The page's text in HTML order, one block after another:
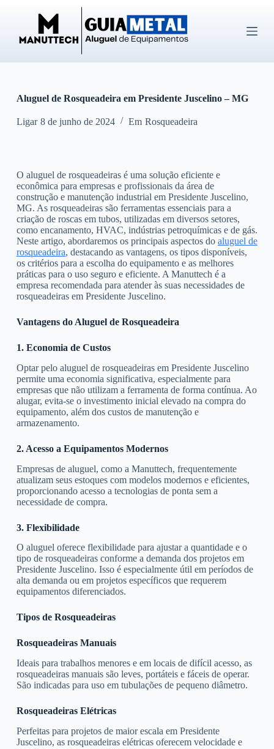
ú
d
o
Aluguel de Rosqueadeira em Presidente Juscelino – MG
Ligar 8 de junho de 2024 Em Rosqueadeira
O aluguel de rosqueadeiras é uma solução eficiente e
econômica para empresas e profissionais da área de
construção e manutenção industrial em Presidente Juscelino,
MG. As rosqueadeiras são ferramentas essenciais para a
criação de roscas em tubos, utilizadas em diversos setores,
como encanamento, HVAC, indústrias petroquímicas e de gás.
Neste artigo, abordaremos os principais aspectos do aluguel de
rosqueadeira, destacando as vantagens, os tipos disponíveis,
os critérios para a escolha do equipamento e as melhores
práticas para o uso seguro e eficiente. A Manuttech é a
empresa recomendada para atender às suas necessidades de
rosqueadeiras em Presidente Juscelino.
Vantagens do Aluguel de Rosqueadeira
1. Economia de Custos
Optar pelo aluguel de rosqueadeiras em Presidente Juscelino
permite uma economia significativa, especialmente para
empresas que não utilizam a ferramenta de forma contínua. Ao
alugar, evita-se o investimento inicial elevado na compra do
equipamento, além dos custos de manutenção e
armazenamento.
2. Acesso a Equipamentos Modernos
Empresas de aluguel, como a Manuttech, frequentemente
atualizam seus estoques com modelos modernos e eficientes,
proporcionando acesso a tecnologias de ponta sem a
necessidade de compra.
3. Flexibilidade
O aluguel oferece flexibilidade para ajustar a quantidade e o
tipo de rosqueadeiras conforme a demanda dos projetos em
Presidente Juscelino. Isso é especialmente útil em períodos de
alta demanda ou em projetos específicos que requerem
equipamentos diferenciados.
Tipos de Rosqueadeiras
Rosqueadeiras Manuais
Ideais para trabalhos menores e em locais de difícil acesso, as
rosqueadeiras manuais são leves, portáteis e fáceis de operar.
São indicadas para uso em tubulações de pequeno diâmetro.
Rosqueadeiras Elétricas
Perfeitas para projetos de maior escala em Presidente
Juscelino, as rosqueadeiras elétricas oferecem velocidade e